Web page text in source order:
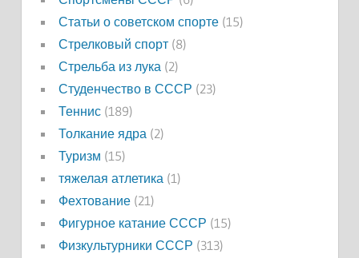
Статьи о советском спорте(15)
Стрелковый спорт(8)
Стрельба из лука (2)
Студенчество в СССР (23)
Теннис(189)
Толкание ядра (2)
Туризм (15)
тяжелая атлетика (1)
Фехтование(21)
Фигурное катание СССР (15)
Физкультурники СССР (313)